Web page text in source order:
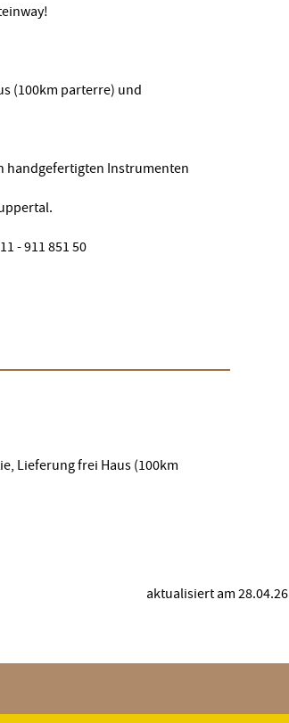
(100km parterre) und
handgefertigten Instrumenten
- 911 851 50
Lieferung frei Haus (100km
aktualisiert am 28.04.26